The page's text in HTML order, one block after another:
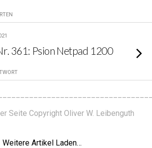
361: Psion Netpad 1200
Seite Copyright Oliver W. Leibenguth
Weitere Artikel Laden…